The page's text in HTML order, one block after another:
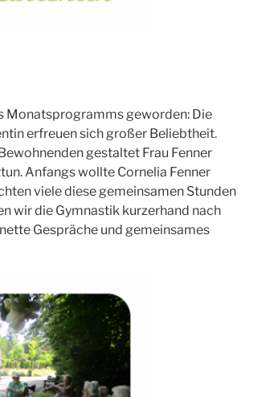
Monatsprogramms geworden: Die
erfreuen sich großer Beliebtheit.
gestaltet Frau Fenner
Anfangs wollte Cornelia Fenner
viele diese gemeinsamen Stunden
wir die Gymnastik kurzerhand nach
Gespräche und gemeinsames